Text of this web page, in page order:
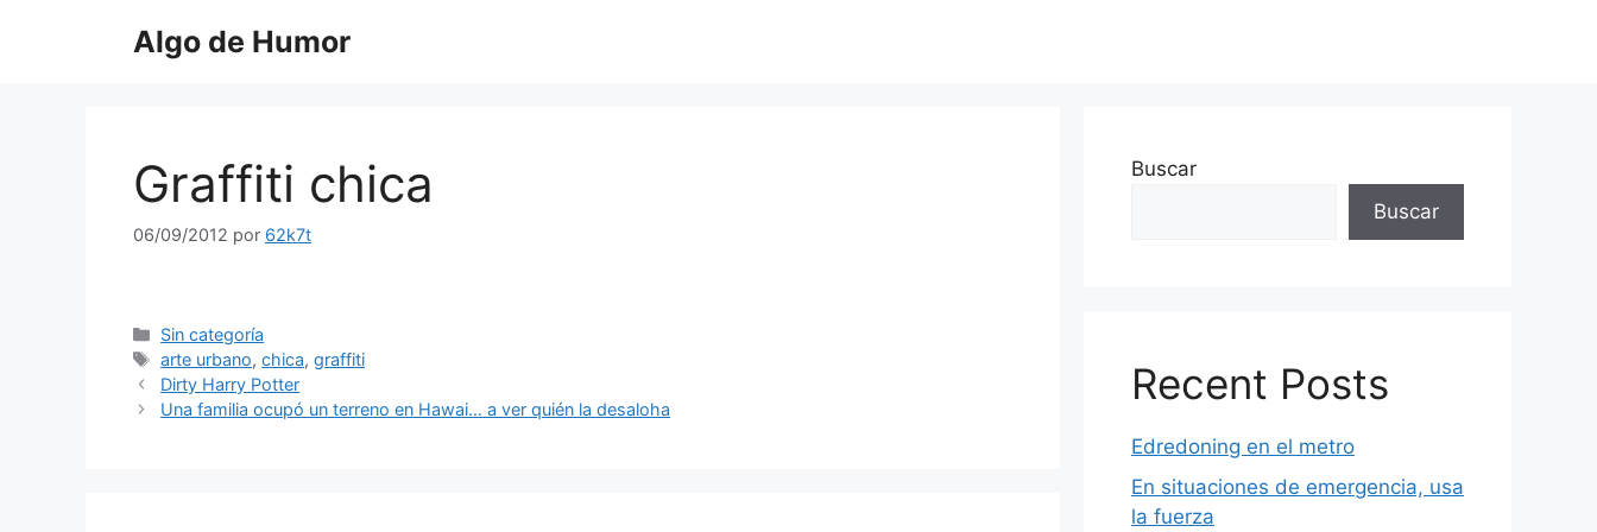
Algo de Humor
Graffiti chica
06/09/2012 por 62k7t
Categorías
Sin categoría
Etiquetas
arte urbano,chica,graffiti
Dirty Harry Potter
Una familia ocupó un terreno en Hawai… a ver quién la desaloha
Buscar
Buscar
Recent Posts
Edredoning en el metro
En situaciones de emergencia, usa
la fuerza